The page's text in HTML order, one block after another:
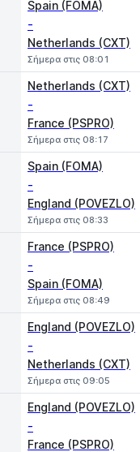
Spain (FOMA)
-
Netherlands (CXT)
Σήμερα στις 08:01
Netherlands (CXT)
-
France (PSPRO)
Σήμερα στις 08:17
Spain (FOMA)
-
England (POVEZLO)
Σήμερα στις 08:33
France (PSPRO)
-
Spain (FOMA)
Σήμερα στις 08:49
England (POVEZLO)
-
Netherlands (CXT)
Σήμερα στις 09:05
England (POVEZLO)
-
France (PSPRO)